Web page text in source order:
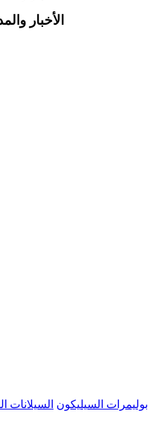
الأخبار
بوليمرات السيليكون السيلانات